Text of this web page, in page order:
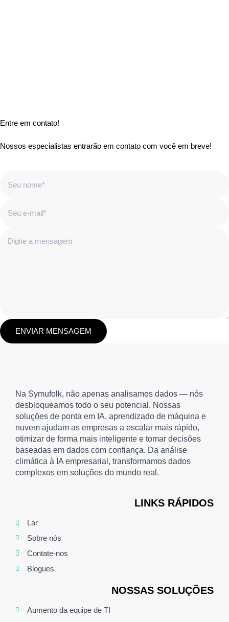
Entre em contato!
Nossos especialistas entrarão em contato com você em breve!
ENVIAR MENSAGEM
Na Symufolk, não apenas analisamos dados — nós
desbloqueamos todo o seu potencial. Nossas
soluções de ponta em IA, aprendizado de máquina e
nuvem ajudam as empresas a escalar mais rápido,
otimizar de forma mais inteligente e tomar decisões
baseadas em dados com confiança. Da análise
climática à IA empresarial, transformamos dados
complexos em soluções do mundo real.
LINKS RÁPIDOS
Lar
Sobre nós
Contate-nos
Blogues
NOSSAS SOLUÇÕES
Aumento da equipe de TI